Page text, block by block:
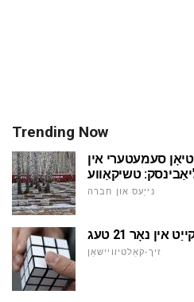
Trending Now
סעמעטערי אין
נייַעס און חברה
אין נאָר 21 טעג
זיך-קאַלטיוויישאַן